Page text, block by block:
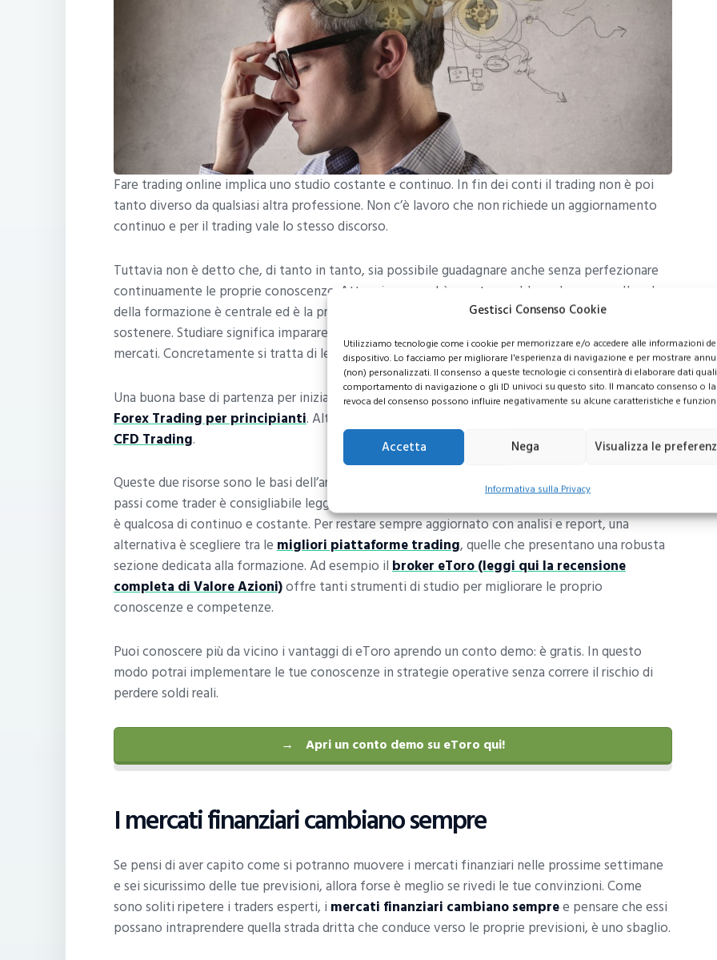
Gestisci Consenso Cookie
Utilizziamo tecnologie come i cookie per memorizzare e/o accedere alle informazioni
dispositivo. Lo facciamo per migliorare l'esperienza di navigazione e per mostrare
(non) personalizzati. Il consenso a queste tecnologie ci consentirà di elaborare dati
comportamento di navigazione o gli ID univoci su questo sito. Il mancato consenso o la
revoca del consenso possono influire negativamente su alcune caratteristiche e
Accetta Nega Visualizza le
Informativa sulla Privacy
Fare trading online implica uno studio costante e continuo. In fin dei conti il trading non è poi
tanto diverso da qualsiasi altra professione. Non c’è lavoro che non richiede un aggiornamento
continuo e per il trading vale lo stesso discorso.
Tuttavia non è detto che, di tanto in tanto, sia possibile guadagnare anche senza perfezionare
continuamente le proprie conoscenze. Attenzione perchè questo sarebbe solo un caso. Il ruolo
della formazione è centrale ed è la prima sfida che un trader che punta al successo è chiamato a
sostenere. Studiare significa imparare ad usare gli strumenti di trading e imparare a conoscere i
mercati. Concretamente si tratta di leggere libri, guardare video e fare tanta pratica.
Una buona base di partenza per iniziare a conoscere il trading online può essere la guida sul
Forex Trading per principianti. Altra risorsa utile è la
CFD Trading.
Queste due risorse sono le basi dell’argomento nel senso che prima di iniziare a muovere i primi
passi come trader è consigliabile leggere questi approfondimenti. Ma lo studio nel trading online
è qualcosa di continuo e costante. Per restare sempre aggiornato con analisi e report, una
alternativa è scegliere tra lemigliori piattaforme trading, quelle che presentano una robusta
sezione dedicata alla formazione. Ad esempio ilbroker eToro (leggi qui la recensione
completa di Valore Azioni)offre tanti strumenti di studio per migliorare le proprio
conoscenze e competenze.
Puoi conoscere più da vicino i vantaggi di eToro aprendo un conto demo: è gratis. In questo
modo potrai implementare le tue conoscenze in strategie operative senza correre il rischio di
perdere soldi reali.
Apri un conto demo su eToro qui!
I mercati finanziari cambiano sempre
Se pensi di aver capito come si potranno muovere i mercati finanziari nelle prossime settimane
e sei sicurissimo delle tue previsioni, allora forse è meglio se rivedi le tue convinzioni. Come
sono soliti ripetere i traders esperti, i mercati finanziari cambiano sempree pensare che essi
possano intraprendere quella strada dritta che conduce verso le proprie previsioni, è uno sbaglio.